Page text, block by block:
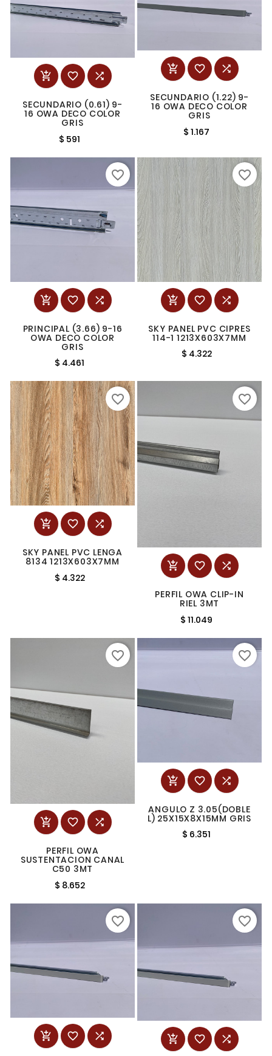
  
SECUNDARIO (0.61) 9-
16 OWA DECO COLOR
GRIS
$ 591
  
SECUNDARIO (1.22) 9-
16 OWA DECO COLOR
GRIS
$ 1.167
  
PRINCIPAL (3.66) 9-16
OWA DECO COLOR
GRIS
$ 4.461
favorite_border
  
SKY PANEL PVC CIPRES
114-1 1213X603X7MM
$ 4.322
favorite_border
  
SKY PANEL PVC LENGA
8134 1213X603X7MM
$ 4.322
favorite_border
  
PERFIL OWA CLIP-IN
RIEL 3MT
$ 11.049
favorite_border
  
PERFIL OWA
SUSTENTACION CANAL
C50 3MT
$ 8.652
favorite_border
  
ANGULO Z 3.05(DOBLE
L) 25X15X8X15MM GRIS
$ 6.351
favorite_border
  
favorite_border
  
favorite_border